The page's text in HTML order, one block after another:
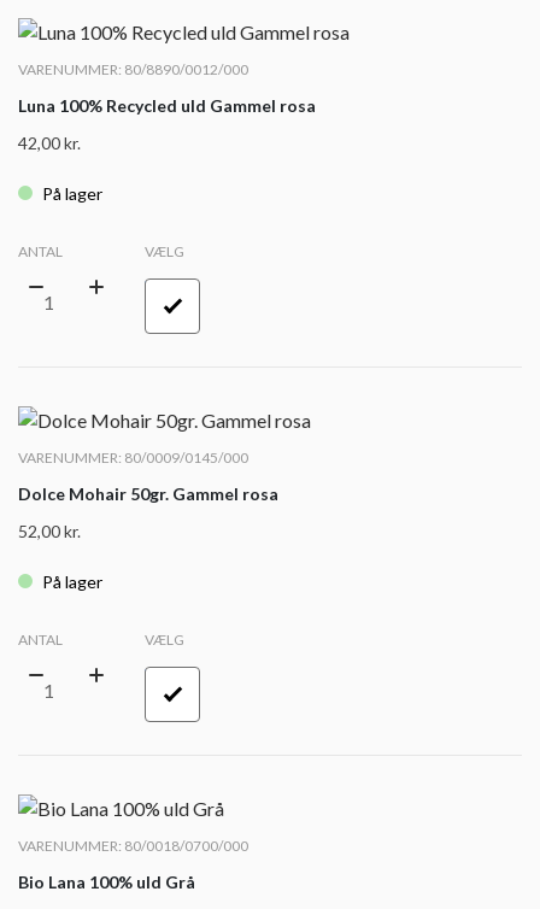
VARENUMMER: 80/8890/0012/000
Luna 100% Recycled uld Gammel rosa
42,00kr.
På lager
ANTAL VÆLG
VARENUMMER: 80/0009/0145/000
Dolce Mohair 50gr. Gammel rosa
52,00kr.
På lager
ANTAL VÆLG
VARENUMMER: 80/0018/0700/000
Bio Lana 100% uld Grå